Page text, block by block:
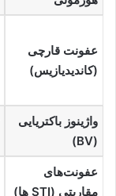
عفونت قارچی
(کاندیدیازیس)
واژینوز باکتریایی
(BV)
عفونت‌های
مقاربتی (STI ها)